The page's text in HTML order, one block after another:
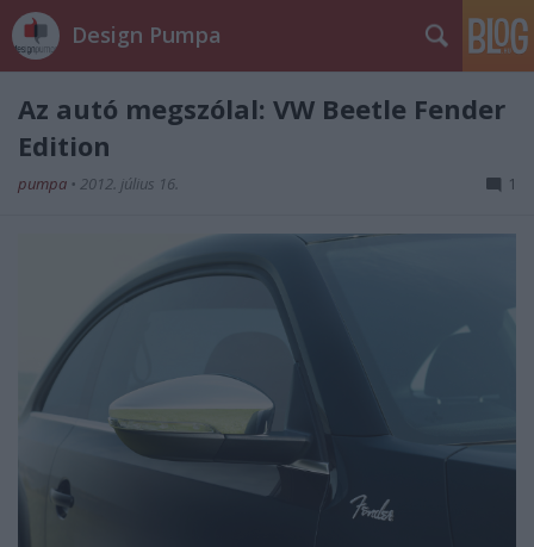
Design Pumpa
Az autó megszólal: VW Beetle Fender
Edition
pumpa • 2012. július 16. 1